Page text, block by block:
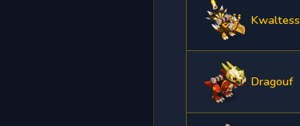
Kwaltess
Dragouf